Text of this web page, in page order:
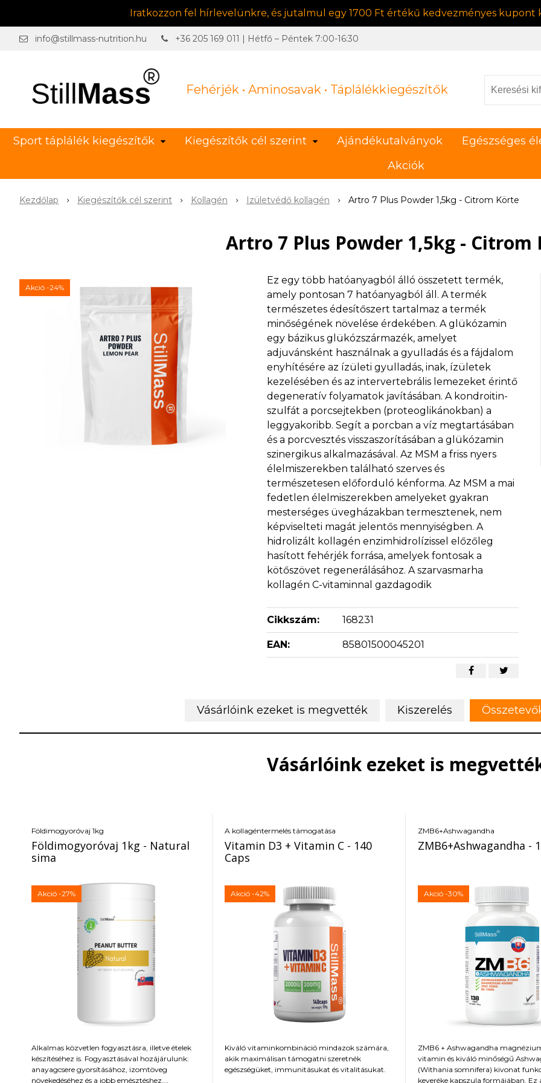
Iratkozzon fel hírlevelünkre, és jutalmul egy 1700 Ft értékű kedvezményes kupont
Fehérjék • Aminosavak • Táplálékkiegészítők
info@stillmass-nutrition.hu +36 205 169 011 | Hétfő – Péntek 7:00-16:30
Sport táplálék kiegészítők Kiegészítők cél szerint Ajándékutalványok Egészséges
Akciók
Kezdőlap Kiegészítők cél szerint Kollagén Izületvédő kollagén Artro 7 Plus Powder 1,5kg - Citrom Körte
Artro 7 Plus Powder 1,5kg - Citrom
Akció -24%
Ez egy több hatóanyagból álló összetett termék,
amely pontosan 7 hatóanyagból áll. A termék
természetes édesítőszert tartalmaz a termék
minőségének növelése érdekében. A glükózamin
egy bázikus glükózszármazék, amelyet
adjuvánsként használnak a gyulladás és a fájdalom
enyhítésére az ízületi gyulladás, inak, ízületek
kezelésében és az intervertebrális lemezeket érintő
degeneratív folyamatok javításában. A kondroitin-
szulfát a porcsejtekben (proteoglikánokban) a
leggyakoribb. Segít a porcban a víz megtartásában
és a porcvesztés visszaszorításában a glükózamin
szinergikus alkalmazásával. Az MSM a friss nyers
élelmiszerekben található szerves és
természetesen előforduló kénforma. Az MSM a mai
fedetlen élelmiszerekben amelyeket gyakran
mesterséges üvegházakban termesztenek, nem
képviselteti magát jelentős mennyiségben. A
hidrolizált kollagén enzimhidrolízissel előzőleg
hasított fehérjék forrása, amelyek fontosak a
kötőszövet regenerálásához. A szarvasmarha
kollagén C-vitaminnal gazdagodik
Cikkszám: 168231
EAN: 85801500045201
Vásárlóink ezeket is megvették Kiszerelés
Vásárlóink ezeket is
Földimogyoróvaj 1kg
Földimogyoróvaj 1kg - Natural
sima
Akció -27%
Alkalmas közvetlen fogyasztásra, illetve ételek
készítéséhez is. Fogyasztásával hozájárulunk:
anayagcsere gyorsításához, izomtöveg
növekedéséhez és a jobb emésztéshez.
A kollagéntermelés támogatása
Vitamin D3 + Vitamin C - 140
Caps
Akció -42%
Kiváló vitaminkombináció mindazok számára,
akik maximálisan támogatni szeretnék
egészségüket, immunitásukat és vitalitásukat.
ZMB6+Ashwagandha
ZMB6+Ashwagandha -
Akció -30%
ZMB6 + Ashwagandha
vitamin és kiváló minőségű
(Withania somnifera) kivonat
keveréke kapszula formájában. Ez